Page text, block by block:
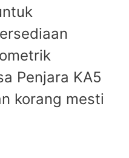
Penjara KA5
korang mesti